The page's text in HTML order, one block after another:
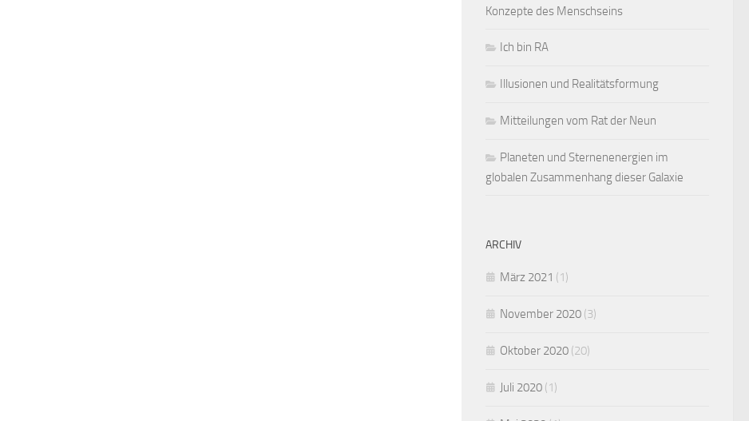
Konzepte des Menschseins
Ich bin RA
Illusionen und Realitätsformung
Mitteilungen vom Rat der Neun
Planeten und Sternenenergien im
globalen Zusammenhang dieser Galaxie
ARCHIV
März 2021 (1)
November 2020 (3)
Oktober 2020 (20)
Juli 2020 (1)